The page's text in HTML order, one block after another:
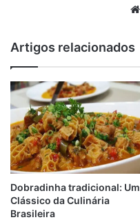
Artigos relacionados
Dobradinha tradicional: Um
Clássico da Culinária
Brasileira